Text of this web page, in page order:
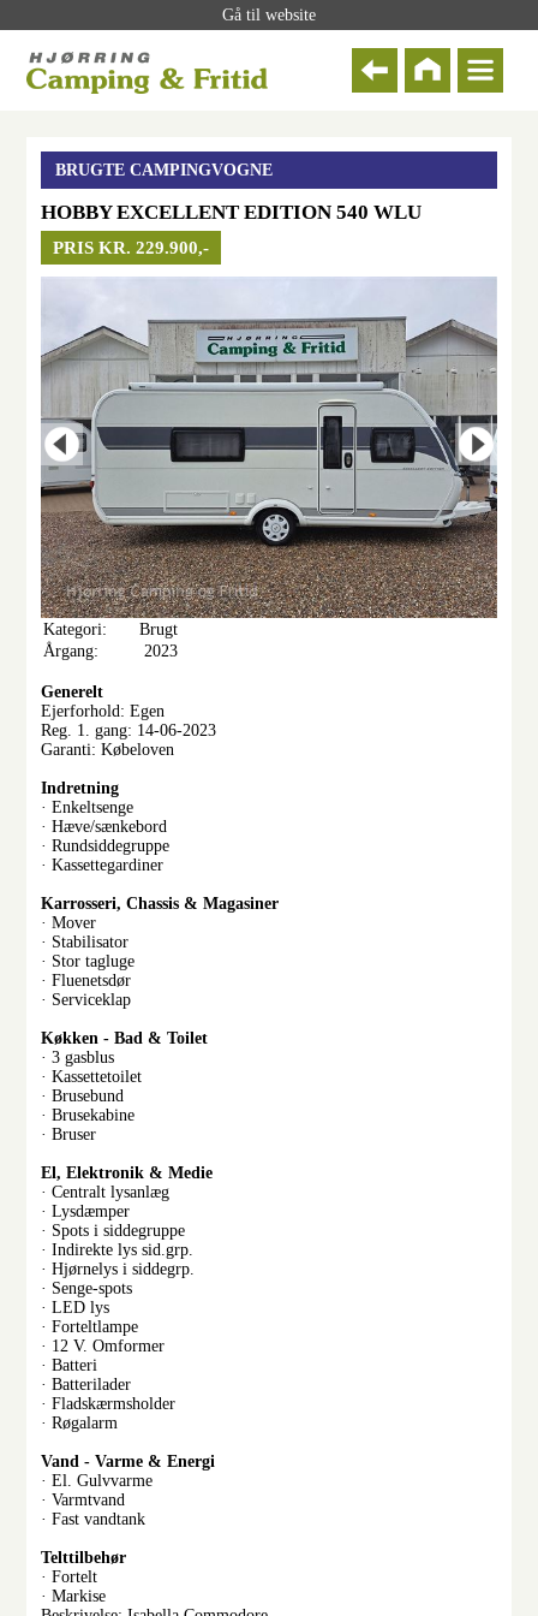
Gå til website
BRUGTE CAMPINGVOGNE
HOBBY EXCELLENT EDITION 540 WLU
PRIS KR. 229.900,-
Kategori:
Brugt
Årgang:
2023
Generelt
Ejerforhold: Egen
Reg. 1. gang: 14-06-2023
Garanti: Købeloven
Indretning
· Enkeltsenge
· Hæve/sænkebord
· Rundsiddegruppe
· Kassettegardiner
Karrosseri, Chassis & Magasiner
· Mover
· Stabilisator
· Stor tagluge
· Fluenetsdør
· Serviceklap
Køkken - Bad & Toilet
· 3 gasblus
· Kassettetoilet
· Brusebund
· Brusekabine
· Bruser
El, Elektronik & Medie
· Centralt lysanlæg
· Lysdæmper
· Spots i siddegruppe
· Indirekte lys sid.grp.
· Hjørnelys i siddegrp.
· Senge-spots
· LED lys
· Forteltlampe
· 12 V. Omformer
· Batteri
· Batterilader
· Fladskærmsholder
· Røgalarm
Vand - Varme & Energi
· El. Gulvvarme
· Varmtvand
· Fast vandtank
Telttilbehør
· Fortelt
· Markise